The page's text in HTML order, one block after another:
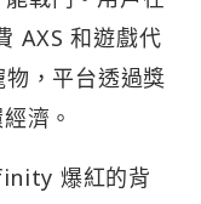
AXS 和遊戲代
，平台透過獎
濟。
爆紅的背